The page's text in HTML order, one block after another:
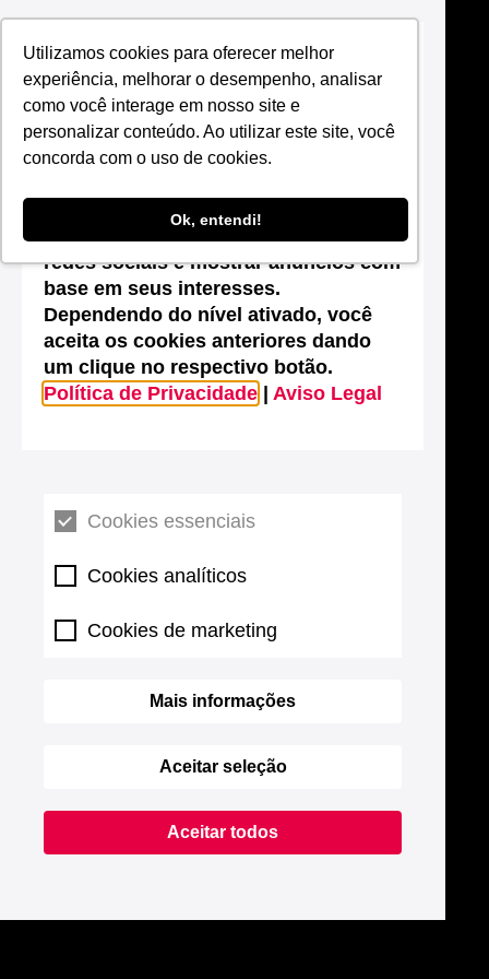
Utilizamos cookies para oferecer melhor
experiência, melhorar o desempenho, analisar
como você interage em nosso site e
personalizar conteúdo. Ao utilizar este site, você
concorda com o uso de cookies.
Ok, entendi!
Suas configurações de cookies neste
site
Este site utiliza cookies que são
essenciais para melhorar o
estatísticas, possibilitar o
compartilhamento de conteúdos nas
redes sociais e mostrar anúncios com
base em seus interesses.
Dependendo do nível ativado, você
aceita os cookies anteriores dando
um clique no respectivo botão.
Política de Privacidade
Aviso Legal
Cookies essenciais
Cookies analíticos
Cookies de marketing
Mais informações
Aceitar seleção
Aceitar todos